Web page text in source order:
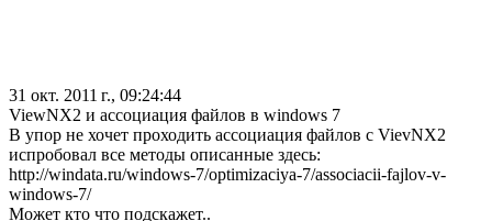
31 окт. 2011 г., 09:24:44
ViewNX2 и ассоциация файлов в windows 7
В упор не хочет проходить ассоциация файлов с VievNX2
испробовал все методы описанные здесь:
http://windata.ru/windows-7/optimizaciya-7/associacii-fajlov-v-
windows-7/
Может кто что подскажет..